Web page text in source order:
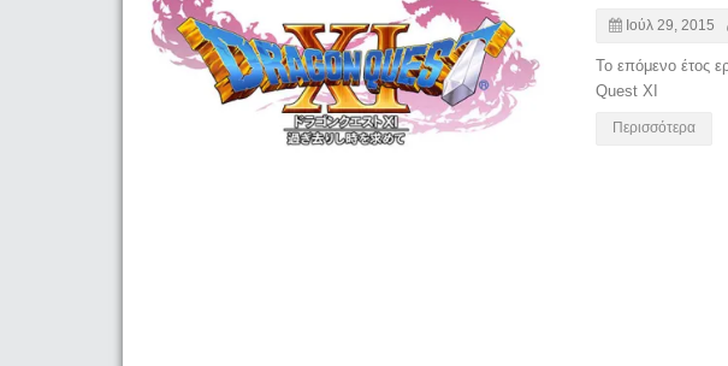
Ιούλ 29, 2015
Το επόμενο έτος
Quest XI
Περισσότερα